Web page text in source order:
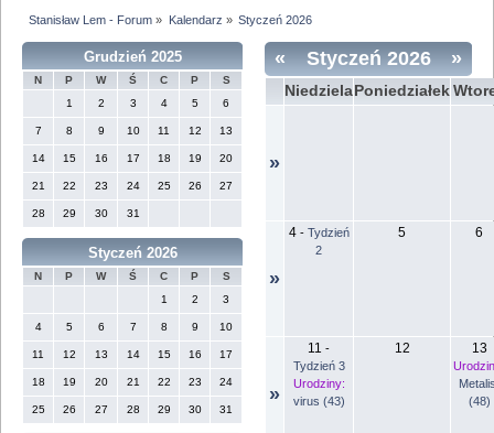
Stanisław Lem - Forum » Kalendarz » Styczeń 2026
Grudzień 2025
N P W Ś C P
S
1
2 3 4 5 6
7 8 9 10 11 12 13
14 15 16 17 18 19 20
21 22 23 24 25 26 27
28 29 30 31
Styczeń 2026
N P W Ś C P
S
1
2 3
4 5 6 7 8 9 10
11 12 13 14 15 16 17
18 19 20 21 22 23 24
25 26 27 28 29 30 31
« »
Styczeń 2026
Niedziela Poniedziałek
»
»
4- Tydzień
2
5 6
»
11 -
Tydzień 3
Urodziny:
virus (43)
12 13
(48)